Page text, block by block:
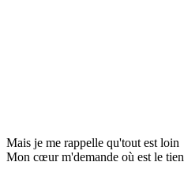
Mais je me rappelle qu'tout est loin
Mon cœur m'demande où est le tien